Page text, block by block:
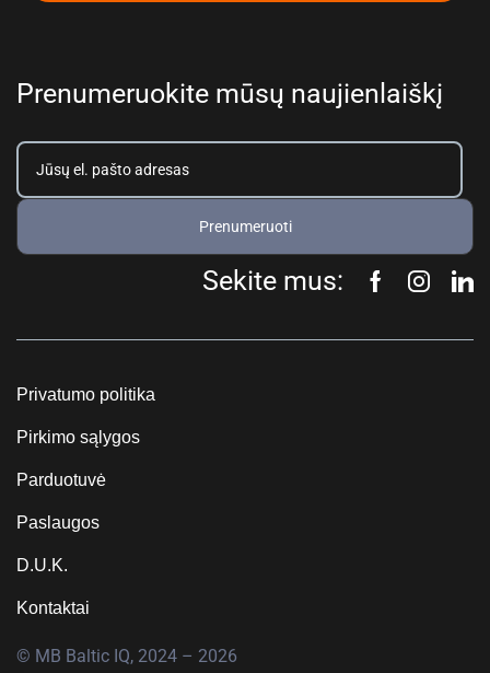
Prenumeruokite mūsų naujienlaiškį
Prenumeruoti
Sekite mus:
Privatumo politika
Pirkimo sąlygos
Parduotuvė
Paslaugos
D.U.K.
Kontaktai
© MB Baltic IQ, 2024 – 2026